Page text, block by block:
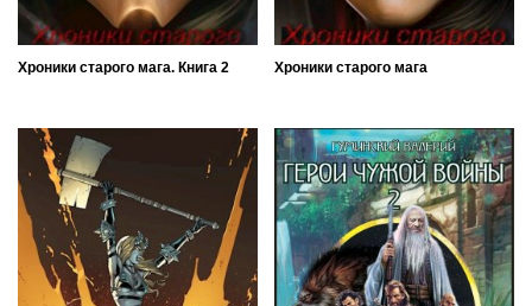
Хроники старого мага. Книга 2 Хроники старого мага